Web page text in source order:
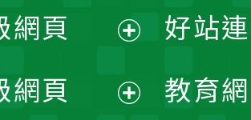
開
選
網頁
開
網頁
好站
教育